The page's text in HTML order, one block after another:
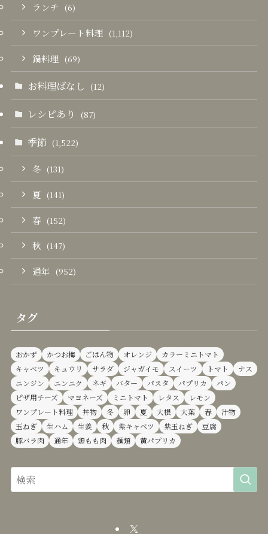
ランチ (6)
ワンプレート料理 (1,112)
鍋料理 (69)
お料理ばなし (12)
レシピあり (87)
季節 (1,522)
冬 (131)
夏 (141)
春 (152)
秋 (147)
通年 (952)
タグ
おかず かつお梅 ごはん物 オレンジ
カラーミニトマト
キャベツ
キュウリ サラダ ジャガイモ スイーツ トマト
ナス
ニンジン
ニンニク ネギ バター パスタ パプリカ
パン
ピザ用チーズ
マヨネーズ ミニトマト レタス
レモン
ワンプレート料理
丼物 冬 卵 夏 大根 大葉 春
汁物
玉ねぎ
生ハム 生姜 秋 紫キャベツ 紫玉ねぎ
豆腐
豚バラ肉
通年 鶏もも肉 麺類 黄パプリカ